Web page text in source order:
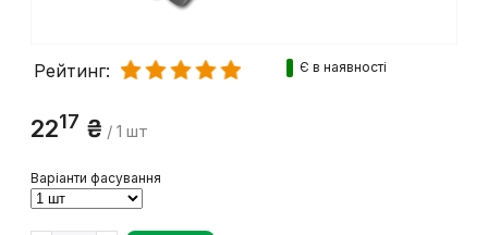
Рейтинг: Є в наявності
2217 ₴ / 1 шт
Варіанти фасування